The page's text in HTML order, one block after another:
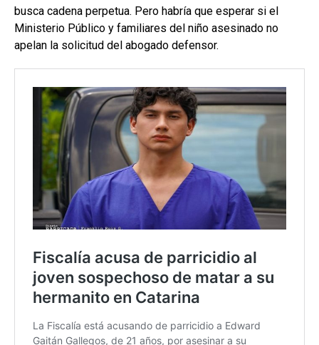
busca cadena perpetua. Pero habría que esperar si el
Ministerio Público y familiares del niño asesinado no
apelan la solicitud del abogado defensor.